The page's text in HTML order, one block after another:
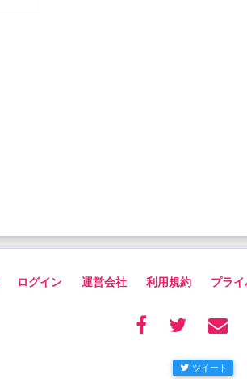
ログイン 運営会社 利用規約 プラ
ツイート